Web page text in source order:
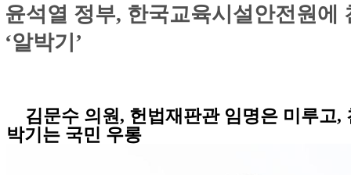
윤석열 정부, 한국교육시설안전원에
‘알박기’
김문수 의원, 헌법재판관 임명은 미루고,
박기는 국민 우롱